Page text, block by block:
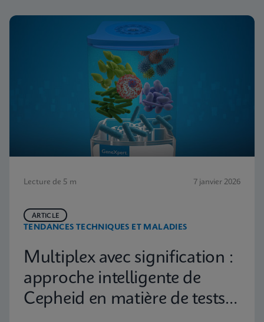
Lecture de 5 m 7 janvier 2026
TENDANCES TECHNIQUES ET MALADIES
ARTICLE
Multiplex avec signification :
approche intelligente de
Cepheid en matière de tests